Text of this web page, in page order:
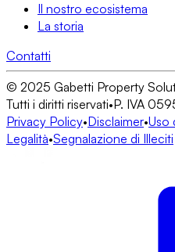
Il nostro ecosistema
La storia
Contatti
© 2025 Gabetti Property
Tutti i diritti riservati•P. IVA
Privacy Policy•Disclaimer•Uso
Legalità•Segnalazione di Illeciti